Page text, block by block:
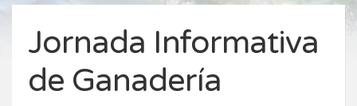
Jornada Informativa
de Ganadería